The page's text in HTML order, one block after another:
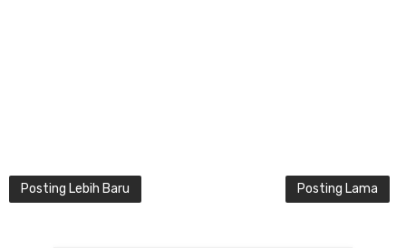
Posting Lebih Baru Posting Lama